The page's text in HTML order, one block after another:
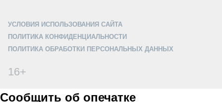
УСЛОВИЯ ИСПОЛЬЗОВАНИЯ САЙТА
ПОЛИТИКА КОНФИДЕНЦИАЛЬНОСТИ
ПОЛИТИКА ОБРАБОТКИ ПЕРСОНАЛЬНЫХ ДАННЫХ
16+
Сообщить об опечатке